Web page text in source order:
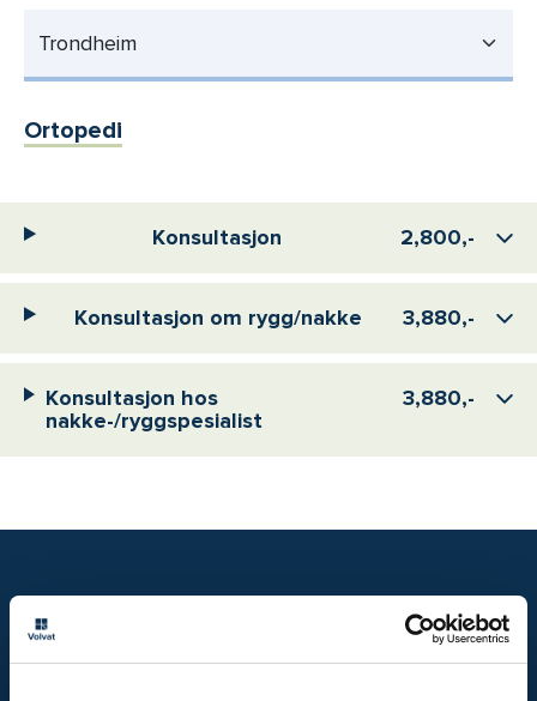
Trondheim
Ortopedi
Konsultasjon 2,800,-
Konsultasjon om rygg/nakke 3,880,-
Konsultasjon hos
nakke-/ryggspesialist
3,880,-